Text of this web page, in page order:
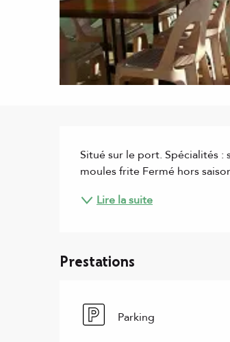
Situé sur le port. Spécialités :
moules frite Fermé hors
Lire la suite
Prestations
Parking